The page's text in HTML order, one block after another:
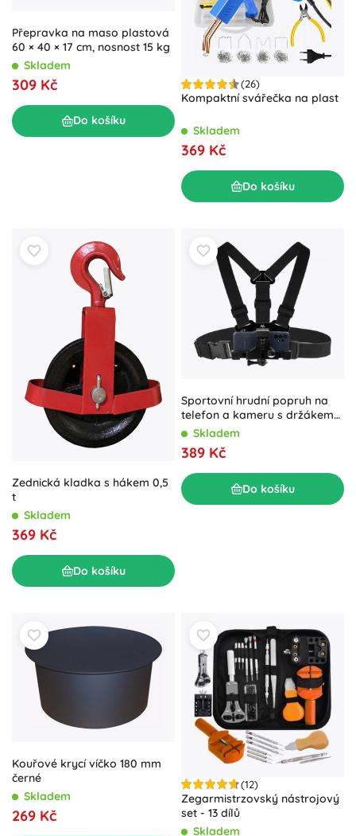
Přepravka na maso plastová
60 × 40 × 17 cm, nosnost 15 kg
Skladem
309 Kč
Do košíku
(26)
Kompaktní svářečka na plast
Skladem
369 Kč
Do košíku
Zednická kladka s hákem 0,5
t
Skladem
369 Kč
Do košíku
Sportovní hrudní popruh na
telefon a kameru s držákem
MACLEAN MC-445
Skladem
389 Kč
Do košíku
Kouřové krycí víčko 180 mm
černé
Skladem
269 Kč
(12)
Zegarmistrzovský nástrojový
set - 13 dílů
Skladem